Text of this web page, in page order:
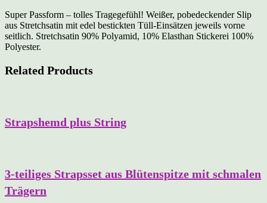
Super Passform – tolles Tragegefühl! Weißer, pobedeckender Slip
aus Stretchsatin mit edel bestickten Tüll-Einsätzen jeweils vorne
seitlich. Stretchsatin 90% Polyamid, 10% Elasthan Stickerei 100%
Polyester.
Related Products
Strapshemd plus String
3-teiliges Strapsset aus Blütenspitze mit schmalen
Trägern